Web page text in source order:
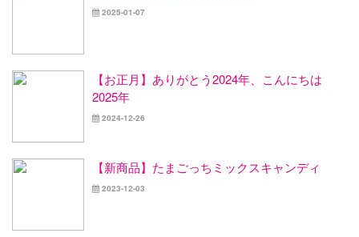
2025-01-07
【お正月】ありがとう2024年、こんにちは
2025年
2024-12-26
【新商品】たまごっちミックスキャンディ
2023-12-03